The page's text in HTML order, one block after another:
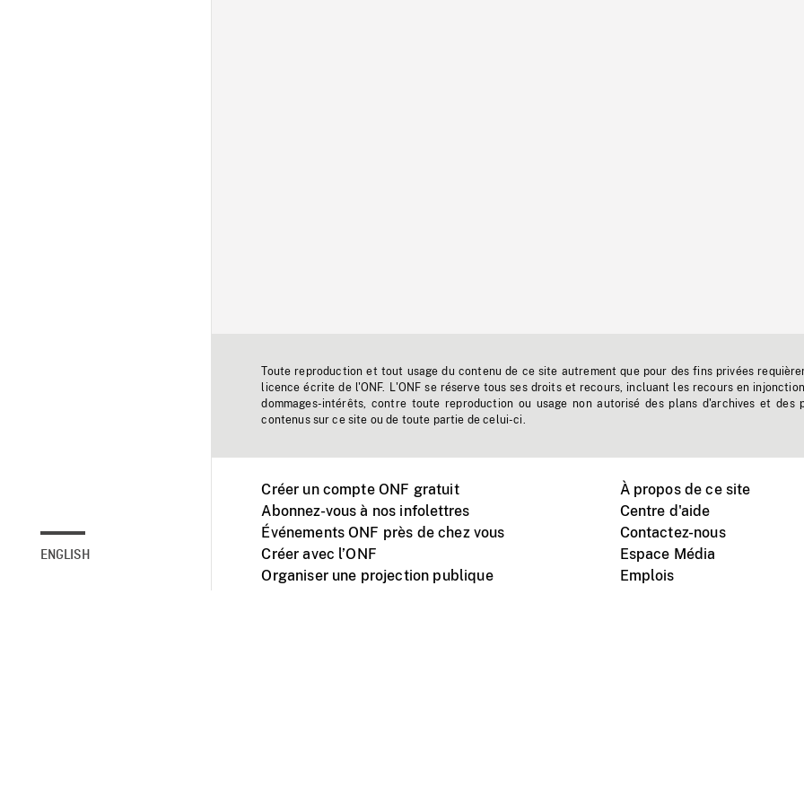
ENGLISH
Toute reproduction et tout usage du contenu de ce site autrement que pour des fins privées
licence écrite de l'ONF. L'ONF se réserve tous ses droits et recours, incluant les recours en
dommages-intérêts, contre toute reproduction ou usage non autorisé des plans d'archives et des
contenus sur ce site ou de toute partie de celui-ci.
Créer un compte ONF gratuit
Abonnez-vous à nos infolettres
Événements ONF près de chez vous
Créer avec l’ONF
Organiser une projection publique
À propos de ce site
Centre d'aide
Contactez-nous
Espace Média
Emplois